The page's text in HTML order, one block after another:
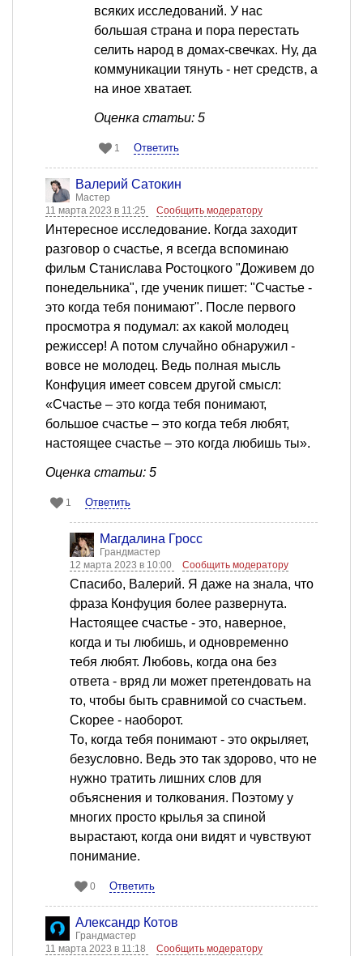
всяких исследований. У нас
большая страна и пора перестать
селить народ в домах-свечках. Ну, да
коммуникации тянуть - нет средств, а
на иное хватает.
Оценка статьи: 5
1 Ответить
Валерий Сатокин
Мастер
11 марта 2023 в 11:25
Сообщить модератору
Интересное исследование. Когда заходит
разговор о счастье, я всегда вспоминаю
фильм Станислава Ростоцкого "Доживем до
понедельника", где ученик пишет: "Счастье -
это когда тебя понимают". После первого
просмотра я подумал: ах какой молодец
режиссер! А потом случайно обнаружил -
вовсе не молодец. Ведь полная мысль
Конфуция имеет совсем другой смысл:
«Счастье – это когда тебя понимают,
большое счастье – это когда тебя любят,
настоящее счастье – это когда любишь ты».
Оценка статьи: 5
1 Ответить
Магдалина Гросс
Грандмастер
12 марта 2023 в 10:00
Сообщить модератору
Спасибо, Валерий. Я даже на знала, что
фраза Конфуция более развернута.
Настоящее счастье - это, наверное,
когда и ты любишь, и одновременно
тебя любят. Любовь, когда она без
ответа - вряд ли может претендовать на
то, чтобы быть сравнимой со счастьем.
Скорее - наоборот.
То, когда тебя понимают - это окрыляет,
безусловно. Ведь это так здорово, что не
нужно тратить лишних слов для
объяснения и толкования. Поэтому у
многих просто крылья за спиной
вырастают, когда они видят и чувствуют
понимание.
0 Ответить
Александр Котов
Грандмастер
11 марта 2023 в 11:18
Сообщить модератору